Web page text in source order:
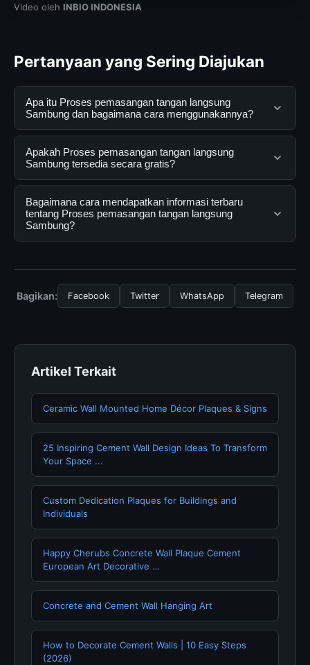
Video oleh INBIO INDONESIA
Pertanyaan yang Sering Diajukan
Apa itu Proses pemasangan tangan langsung
Sambung dan bagaimana cara menggunakannya?
Proses pemasangan tangan langsung Sambung adalah
layanan digital yang dirancang untuk membantu
pengguna mendapatkan informasi lengkap dan
terpercaya. Anda dapat menggunakannya dengan
mengunjungi situs resmi dan mengikuti panduan yang
tersedia.
Apakah Proses pemasangan tangan langsung
Sambung tersedia secara gratis?
Ya, Proses pemasangan tangan langsung Sambung
dapat diakses secara gratis oleh semua pengguna.
Tidak ada biaya tersembunyi atau langganan yang
Bagaimana cara mendapatkan informasi terbaru
tentang Proses pemasangan tangan langsung
Sambung?
mengunjungi halaman resmi kami secara berkala. Kami
selalu memperbarui konten dengan informasi terkini dan
Bagikan: Facebook Twitter WhatsApp Telegram
Artikel Terkait
Ceramic Wall Mounted Home Décor Plaques & Signs
25 Inspiring Cement Wall Design Ideas To Transform
Your Space ...
Custom Dedication Plaques for Buildings and
Individuals
Happy Cherubs Concrete Wall Plaque Cement
European Art Decorative …
Concrete and Cement Wall Hanging Art
How to Decorate Cement Walls | 10 Easy Steps
(2026)